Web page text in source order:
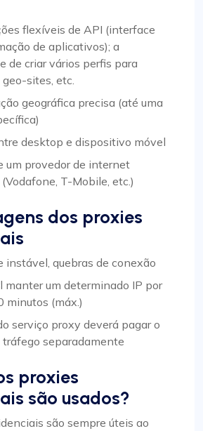
flexíveis de API (interface
de aplicativos); a
de criar vários perfis para
sites, etc.
geográfica precisa (até uma
desktop e dispositivo móvel
um provedor de internet
T-Mobile, etc.)
dos proxies
instável, quebras de conexão
manter um determinado IP por
minutos (máx.)
serviço proxy deverá pagar o
tráfego separadamente
proxies
são usados?
são sempre úteis ao